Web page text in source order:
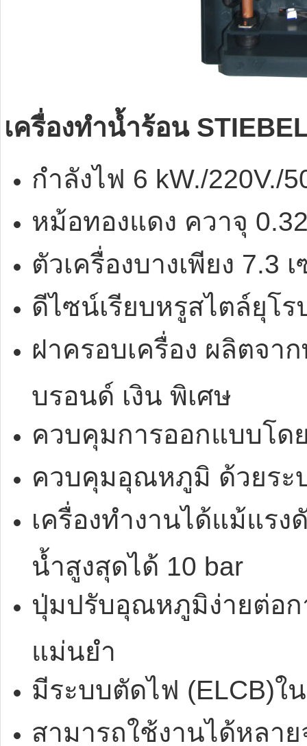
เครื่องทำน้ำร้อน
กำลังไฟ 6 kW./220V./
หม้อทองแดง ควาจุ
ตัวเครื่องบางเพียง 7.3
ดีไซน์เรียบหรูสไตล์ยุโร
ฝาครอบเครื่อง ผลิตจ
บรอนด์ เงิน พิเศษ
ควบคุมการออกแบบโด
ควบคุมอุณหภูมิ ด้วยระ
เครื่องทำงานได้แม้แร
น้ำสูงสุดได้ 10 bar
ปุ่มปรับอุณหภูมิง่ายต่อ
แม่นยำ
มีระบบตัดไฟ (ELCB)ใ
สามารถใช้งานได้หลา